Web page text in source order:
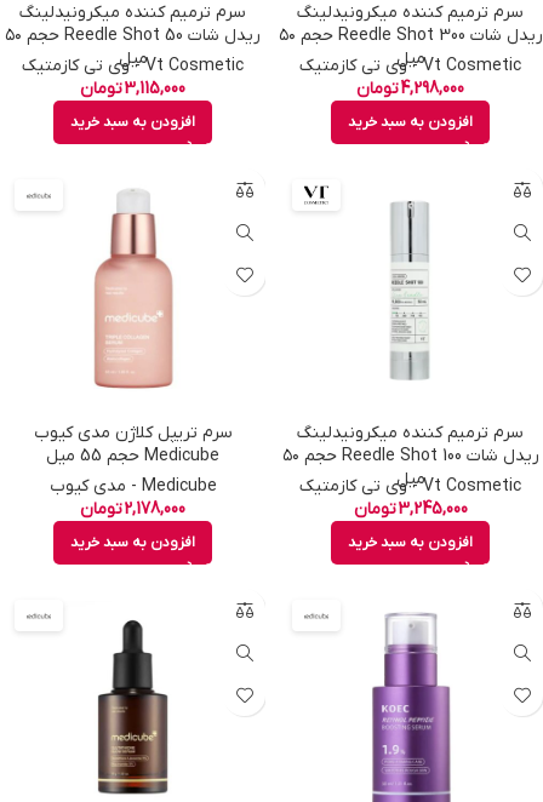
سرم ترمیم کننده میکرونیدلینگ
ریدل شات 300 Reedle Shot حجم ۵۰
میلVt Cosmetic - وی تی کازمتیک
4,298,000تومان
افزودن به سبد خرید
سرم ترمیم کننده میکرونیدلینگ
ریدل شات 50 Reedle Shot حجم ۵۰
میلVt Cosmetic - وی تی کازمتیک
3,115,000تومان
افزودن به سبد خرید
سرم ترمیم کننده میکرونیدلینگ
ریدل شات Reedle Shot 100 حجم ۵۰
میلVt Cosmetic - وی تی کازمتیک
3,245,000تومان
افزودن به سبد خرید
سرم تریپل کلاژن مدی کیوب
Medicube حجم 55 میل
Medicube - مدی کیوب
2,178,000تومان
افزودن به سبد خرید